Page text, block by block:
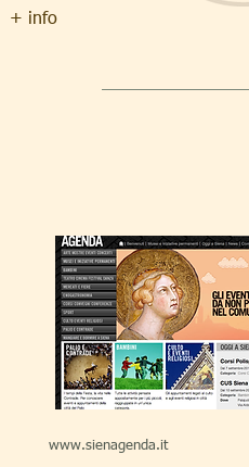
+ info
www.sienagenda.it